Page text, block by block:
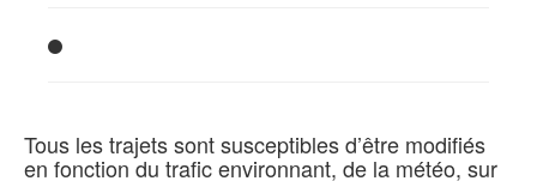
Tous les trajets sont susceptibles d’être modifiés
en fonction du trafic environnant, de la météo, sur